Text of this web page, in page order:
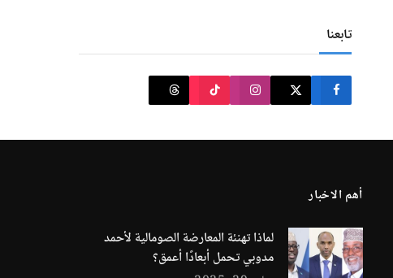
تابعنا
أهم الاخبار
لماذا تهنئة المعارضة الصومالية لأحمد
مدوبي تحمل أبعادًا أعمق؟